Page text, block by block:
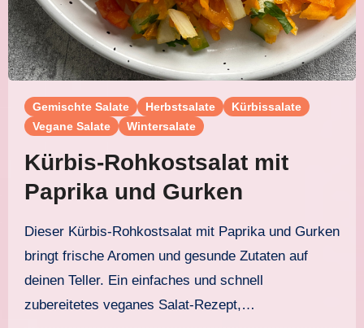
Gemischte Salate Herbstsalate
Kürbissalate
Vegane Salate
Wintersalate
Kürbis-Rohkostsalat mit
Paprika und Gurken
Dieser Kürbis-Rohkostsalat mit Paprika und Gurken
bringt frische Aromen und gesunde Zutaten auf
deinen Teller. Ein einfaches und schnell
zubereitetes veganes Salat-Rezept,…